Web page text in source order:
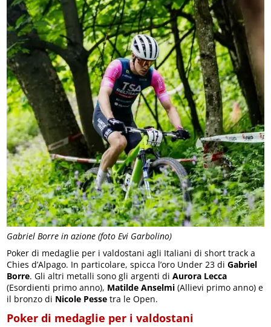
Gabriel Borre in azione (foto Evi Garbolino)
Poker di medaglie per i valdostani agli Italiani di short track a
Chies d’Alpago. In particolare, spicca l’oro Under 23 diGabriel
Borre. Gli altri metalli sono gli argenti diAurora Lecca
(Esordienti primo anno), Matilde Anselmi (Allievi primo anno) e
il bronzo di Nicole Pesse tra le Open.
Poker di medaglie per i valdostani